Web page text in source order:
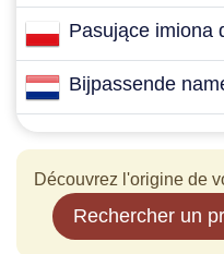
Pasujące imiona
Bijpassende
Découvrez l'origine de
Rechercher un